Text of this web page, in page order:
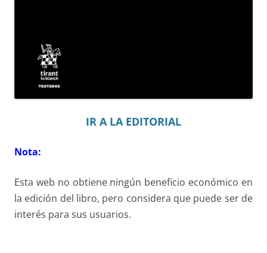
IR A LA EDITORIAL
Nota:
Esta web no obtiene ningún beneficio económico en
la edición del libro, pero considera que puede ser de
interés para sus usuarios.